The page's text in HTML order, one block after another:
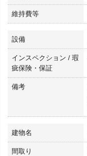
維持費等
設備
インスペクション / 瑕
疵保険・保証
備考
建物名
間取り